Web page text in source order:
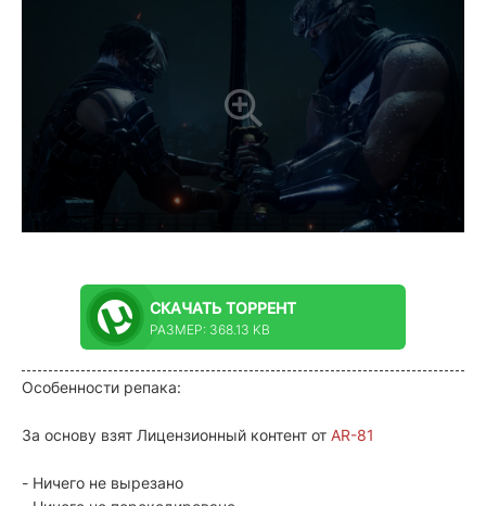
СКАЧАТЬ ТОРРЕНТ
РАЗМЕР: 368.13 KB
Особенности репака:
За основу взят Лицензионный контент от AR-81
- Ничего не вырезано